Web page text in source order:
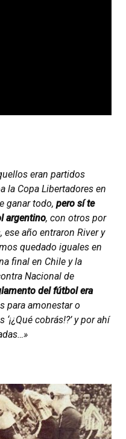
eran partidos
la Copa Libertadores en
ganar todo, pero sí te
argentino, con otros por
año entraron River y
quedado iguales en
final en Chile y la
Nacional de
del fútbol era
para amonestar o
cobrás!?’ y por ahí